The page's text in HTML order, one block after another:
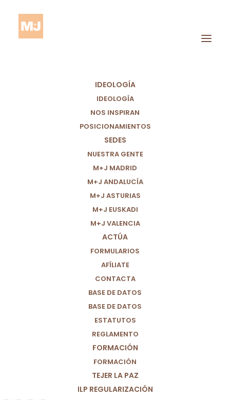
IDEOLOGÍA
IDEOLOGÍA
NOS INSPIRAN
POSICIONAMIENTOS
SEDES
NUESTRA GENTE
M+J MADRID
M+J ANDALUCÍA
M+J ASTURIAS
M+J EUSKADI
M+J VALENCIA
ACTÚA
FORMULARIOS
AFÍLIATE
CONTACTA
BASE DE DATOS
BASE DE DATOS
ESTATUTOS
REGLAMENTO
FORMACIÓN
FORMACIÓN
TEJER LA PAZ
ILP REGULARIZACIÓN
Aragón